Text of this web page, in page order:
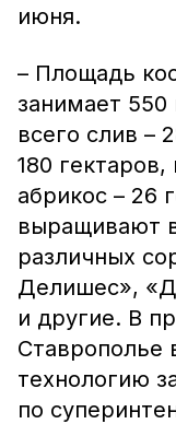
июня.
– Площадь
занимает
всего слив –
180
абрикос – 26
выращивают
различных
Делишес»,
и другие. В
Ставрополье
технологию
по